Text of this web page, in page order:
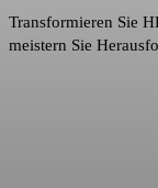
Transformieren Sie
meistern Sie